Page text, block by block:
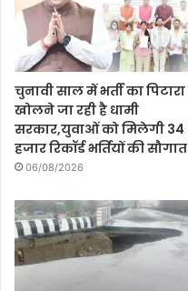
चुनावी साल में भर्ती का पिटारा
खोलने जा रही है धामी
सरकार,युवाओं को मिलेगी 34
हजार रिकॉर्ड भर्तियों की सौगात
06/08/2026